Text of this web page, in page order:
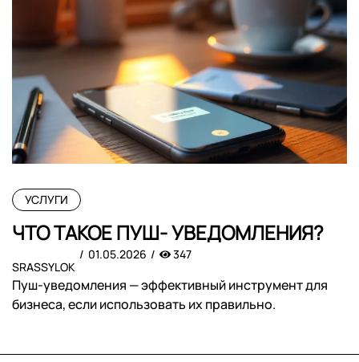
УСЛУГИ
ЧТО ТАКОЕ ПУШ- УВЕДОМЛЕНИЯ?
SRASSYLOK
01.05.2026 347
Пуш-уведомления — эффективный инструмент для
бизнеса, если использовать их правильно.